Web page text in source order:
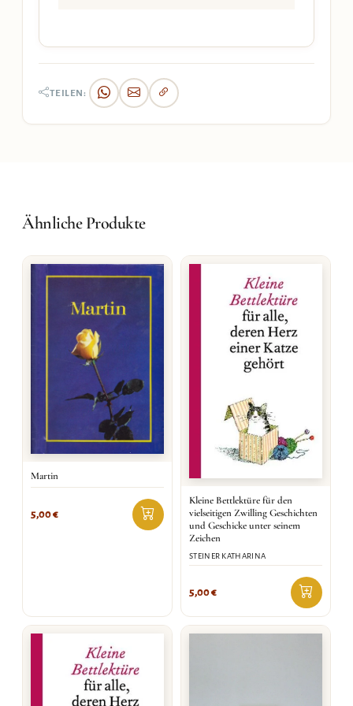
TEILEN:
Ähnliche Produkte
Martin
5,00€
Kleine Bettlektüre für den
vielseitigen Zwilling Geschichten
und Geschicke unter seinem
Zeichen
STEINER KATHARINA
5,00€